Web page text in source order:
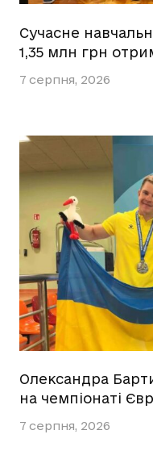
Сучасне
1,35 млн грн
7 серпня, 2026
Олександра
на чемпіонаті
7 серпня, 2026